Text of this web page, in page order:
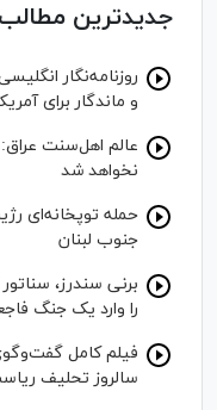
جدیدترین مطالب
روزنامه‌نگار
و ماندگار برای
عالم اهل‌سنت عراق:
نخواهد شد
حمله توپخانه‌ای
جنوب لبنان
برنی سندرز،
را وارد یک جنگ
فیلم کامل
سالروز تحلیف